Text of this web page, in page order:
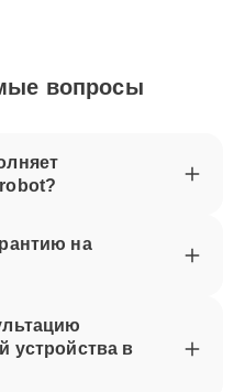
вопросы
на
устройства в